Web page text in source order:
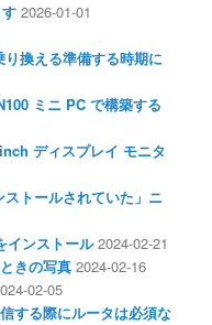
2026-01-01
換える準備する時期に
ミニ PC で構築する
ディスプレイ モニタ
ストールされていた」ニ
インストール 2024-02-21
きの写真 2024-02-16
02-05
する際にルータは必須な